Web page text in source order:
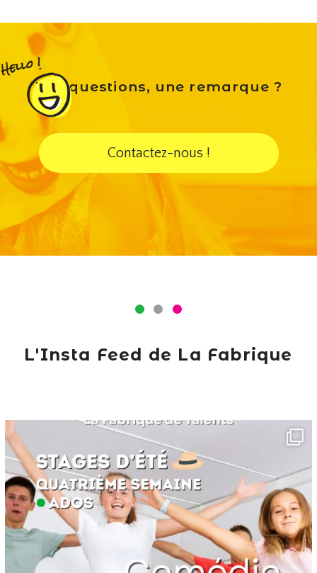
Des questions, une remarque ?
Contactez-nous !
L'Insta Feed de La Fabrique
lafabriquedetalents
Juin 16